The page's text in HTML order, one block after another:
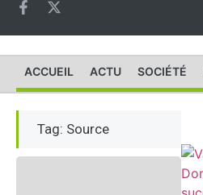
ACCUEIL ACTU SOCIÉTÉ
Tag: Source